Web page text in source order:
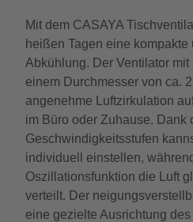
Mit dem CASAYA
heißen Tagen eine
Abkühlung. Der Ventilator mit
einem Durchmesser von ca.
angenehme Luftzirkulation
im Büro oder Zuhause. Dank
Geschwindigkeitsstufen
individuell einstellen,
Oszillationsfunktion die Luft
verteilt. Der
eine gezielte Ausrichtung